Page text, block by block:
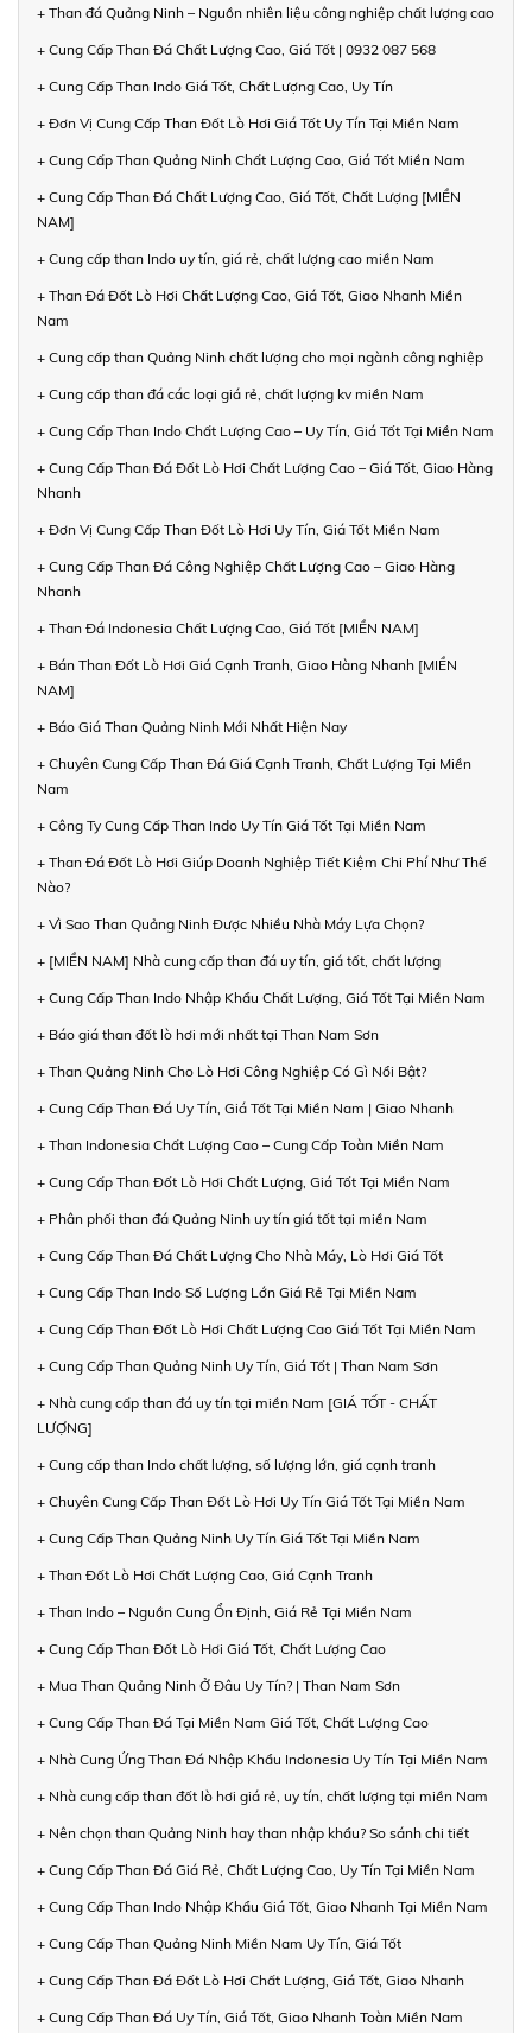
+ Than đá Quảng Ninh – Nguồn nhiên liệu công nghiệp chất lượng cao
+ Cung Cấp Than Đá Chất Lượng Cao, Giá Tốt | 0932 087 568
+ Cung Cấp Than Indo Giá Tốt, Chất Lượng Cao, Uy Tín
+ Đơn Vị Cung Cấp Than Đốt Lò Hơi Giá Tốt Uy Tín Tại Miền Nam
+ Cung Cấp Than Quảng Ninh Chất Lượng Cao, Giá Tốt Miền Nam
+ Cung Cấp Than Đá Chất Lượng Cao, Giá Tốt, Chất Lượng [MIỀN
NAM]
+ Cung cấp than Indo uy tín, giá rẻ, chất lượng cao miền Nam
+ Than Đá Đốt Lò Hơi Chất Lượng Cao, Giá Tốt, Giao Nhanh Miền
Nam
+ Cung cấp than Quảng Ninh chất lượng cho mọi ngành công nghiệp
+ Cung cấp than đá các loại giá rẻ, chất lượng kv miền Nam
+ Cung Cấp Than Indo Chất Lượng Cao – Uy Tín, Giá Tốt Tại Miền Nam
+ Cung Cấp Than Đá Đốt Lò Hơi Chất Lượng Cao – Giá Tốt, Giao Hàng
Nhanh
+ Đơn Vị Cung Cấp Than Đốt Lò Hơi Uy Tín, Giá Tốt Miền Nam
+ Cung Cấp Than Đá Công Nghiệp Chất Lượng Cao – Giao Hàng
Nhanh
+ Than Đá Indonesia Chất Lượng Cao, Giá Tốt [MIỀN NAM]
+ Bán Than Đốt Lò Hơi Giá Cạnh Tranh, Giao Hàng Nhanh [MIỀN
NAM]
+ Báo Giá Than Quảng Ninh Mới Nhất Hiện Nay
+ Chuyên Cung Cấp Than Đá Giá Cạnh Tranh, Chất Lượng Tại Miền
Nam
+ Công Ty Cung Cấp Than Indo Uy Tín Giá Tốt Tại Miền Nam
+ Than Đá Đốt Lò Hơi Giúp Doanh Nghiệp Tiết Kiệm Chi Phí Như Thế
Nào?
+ Vì Sao Than Quảng Ninh Được Nhiều Nhà Máy Lựa Chọn?
+ [MIỀN NAM] Nhà cung cấp than đá uy tín, giá tốt, chất lượng
+ Cung Cấp Than Indo Nhập Khẩu Chất Lượng, Giá Tốt Tại Miền Nam
+ Báo giá than đốt lò hơi mới nhất tại Than Nam Sơn
+ Than Quảng Ninh Cho Lò Hơi Công Nghiệp Có Gì Nổi Bật?
+ Cung Cấp Than Đá Uy Tín, Giá Tốt Tại Miền Nam | Giao Nhanh
+ Than Indonesia Chất Lượng Cao – Cung Cấp Toàn Miền Nam
+ Cung Cấp Than Đốt Lò Hơi Chất Lượng, Giá Tốt Tại Miền Nam
+ Phân phối than đá Quảng Ninh uy tín giá tốt tại miền Nam
+ Cung Cấp Than Đá Chất Lượng Cho Nhà Máy, Lò Hơi Giá Tốt
+ Cung Cấp Than Indo Số Lượng Lớn Giá Rẻ Tại Miền Nam
+ Cung Cấp Than Đốt Lò Hơi Chất Lượng Cao Giá Tốt Tại Miền Nam
+ Cung Cấp Than Quảng Ninh Uy Tín, Giá Tốt | Than Nam Sơn
+ Nhà cung cấp than đá uy tín tại miền Nam [GIÁ TỐT - CHẤT
LƯỢNG]
+ Cung cấp than Indo chất lượng, số lượng lớn, giá cạnh tranh
+ Chuyên Cung Cấp Than Đốt Lò Hơi Uy Tín Giá Tốt Tại Miền Nam
+ Cung Cấp Than Quảng Ninh Uy Tín Giá Tốt Tại Miền Nam
+ Than Đốt Lò Hơi Chất Lượng Cao, Giá Cạnh Tranh
+ Than Indo – Nguồn Cung Ổn Định, Giá Rẻ Tại Miền Nam
+ Cung Cấp Than Đốt Lò Hơi Giá Tốt, Chất Lượng Cao
+ Mua Than Quảng Ninh Ở Đâu Uy Tín? | Than Nam Sơn
+ Cung Cấp Than Đá Tại Miền Nam Giá Tốt, Chất Lượng Cao
+ Nhà Cung Ứng Than Đá Nhập Khẩu Indonesia Uy Tín Tại Miền Nam
+ Nhà cung cấp than đốt lò hơi giá rẻ, uy tín, chất lượng tại miền Nam
+ Nên chọn than Quảng Ninh hay than nhập khẩu? So sánh chi tiết
+ Cung Cấp Than Đá Giá Rẻ, Chất Lượng Cao, Uy Tín Tại Miền Nam
+ Cung Cấp Than Indo Nhập Khẩu Giá Tốt, Giao Nhanh Tại Miền Nam
+ Cung Cấp Than Quảng Ninh Miền Nam Uy Tín, Giá Tốt
+ Cung Cấp Than Đá Đốt Lò Hơi Chất Lượng, Giá Tốt, Giao Nhanh
+ Cung Cấp Than Đá Uy Tín, Giá Tốt, Giao Nhanh Toàn Miền Nam